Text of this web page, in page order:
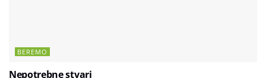
BEREMO
Nepotrebne stvari